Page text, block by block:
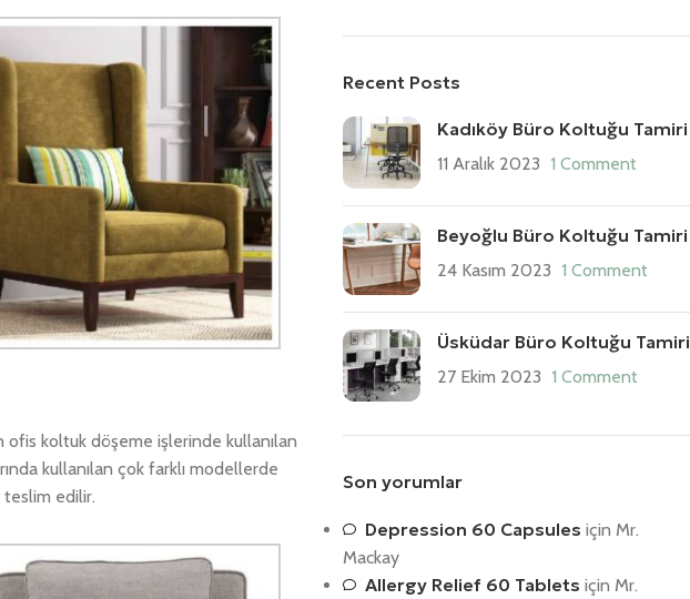
ofis koltuk döşeme işlerinde kullanılan
kullanılan çok farklı modellerde
edilir.
Recent Posts
Kadıköy Büro Koltuğu Tamiri
11 Aralık 2023 1 Comment
Beyoğlu Büro Koltuğu Tamiri
24 Kasım 2023 1 Comment
Üsküdar Büro Koltuğu Tamiri
27 Ekim 2023 1 Comment
Son yorumlar
Depression 60 Capsules için Mr.
Mackay
Allergy Relief 60 Tablets için Mr.